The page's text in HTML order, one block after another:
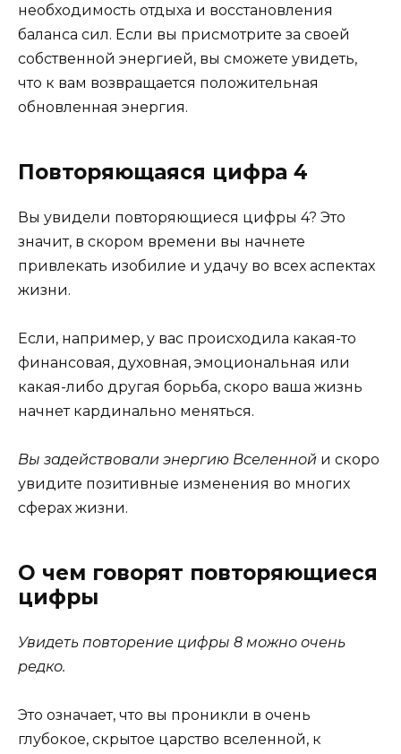
необходимость отдыха и восстановления
баланса сил. Если вы присмотрите за своей
собственной энергией, вы сможете увидеть,
что к вам возвращается положительная
обновленная энергия.
Повторяющаяся цифра 4
Вы увидели повторяющиеся цифры 4? Это
значит, в скором времени вы начнете
привлекать изобилие и удачу во всех аспектах
жизни.
Если, например, у вас происходила какая-то
финансовая, духовная, эмоциональная или
какая-либо другая борьба, скоро ваша жизнь
начнет кардинально меняться.
Вы задействовали энергию Вселенной и скоро
увидите позитивные изменения во многих
сферах жизни.
О чем говорят повторяющиеся
цифры
Увидеть повторение цифры 8 можно очень
редко.
Это означает, что вы проникли в очень
глубокое, скрытое царство вселенной, к